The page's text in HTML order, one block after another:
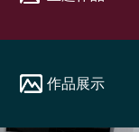
作品展示